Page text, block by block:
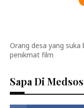
Orang desa yang
penikmat film
Sapa Di Medsos